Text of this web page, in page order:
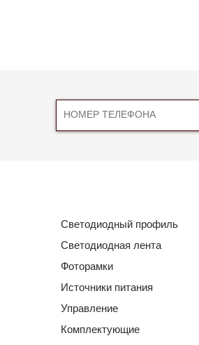
Светодиодный профиль
Светодиодная лента
Фоторамки
Источники питания
Управление
Комплектующие